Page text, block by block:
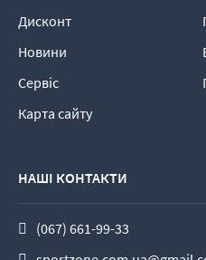
Дисконт
Новини
Сервіс
Карта сайту
НАШІ КОНТАКТИ
(067) 661-99-33